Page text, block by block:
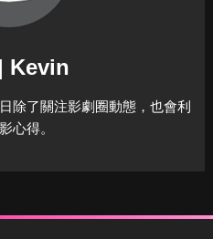
Kevin
除了關注影劇圈動態，也會利
心得。